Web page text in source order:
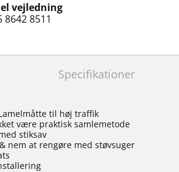
vejledning
8642 8511
Specifikationer
til høj traffik
være praktisk samlemetode
stiksav
nem at rengøre med støvsuger